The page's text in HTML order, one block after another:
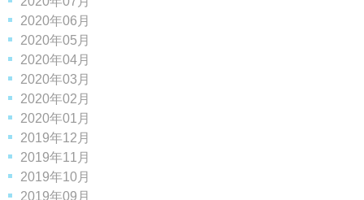
2020年06月
2020年05月
2020年04月
2020年03月
2020年02月
2020年01月
2019年12月
2019年11月
2019年10月
2019年09月